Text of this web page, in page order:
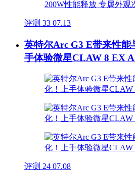
评测 33 07.13
英特尔Arc G3 E带来性能
手体验微星CLAW 8 EX
评测 24 07.08